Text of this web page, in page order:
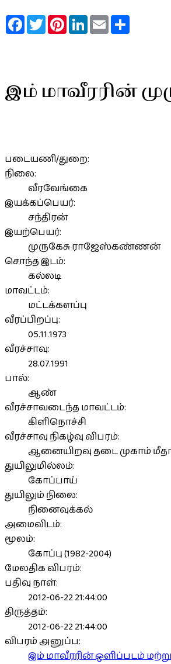
FacebookTwitterPinterestLinkedInEmail
இம் மாவீரரின்
படையணி/துறை:
நிலை:
வீரவேங்கை
இயக்கப்பெயர்:
சந்திரன்
இயற்பெயர்:
முருகேசு ராஜேஸ்கண்ணன்
சொந்த இடம்:
கல்லடி
மாவட்டம்:
மட்டக்களப்பு
வீரப்பிறப்பு:
05.11.1973
வீரச்சாவு:
28.07.1991
பால்:
ஆண்
வீரச்சாவடைந்த மாவட்டம்:
கிளிநொச்சி
வீரச்சாவு நிகழ்வு விபரம்:
ஆனையிறவு தடை முகாம்
துயிலுமில்லம்:
கோப்பாய்
துயிலும் நிலை:
நினைவுக்கல்
அமைவிடம்:
மூலம்:
கோப்பு (1982-2004)
மேலதிக விபரம்:
பதிவு நாள்:
2012-06-22 21:44:00
திருத்தம்:
2012-06-22 21:44:00
விபரம் அனுப்ப:
இம் மாவீரரின் ஒளிப்படம்